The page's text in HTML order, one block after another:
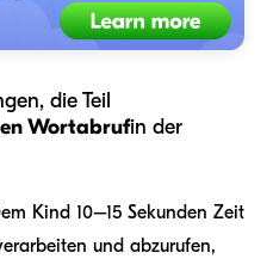
die Teil
Wortabrufin der
Kind 10–15 Sekunden Zeit
und abzurufen,